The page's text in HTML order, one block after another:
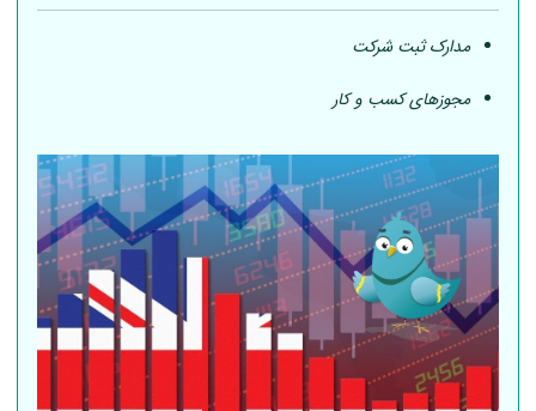
مدارک ثبت شرکت
مجوزهای کسب و کار